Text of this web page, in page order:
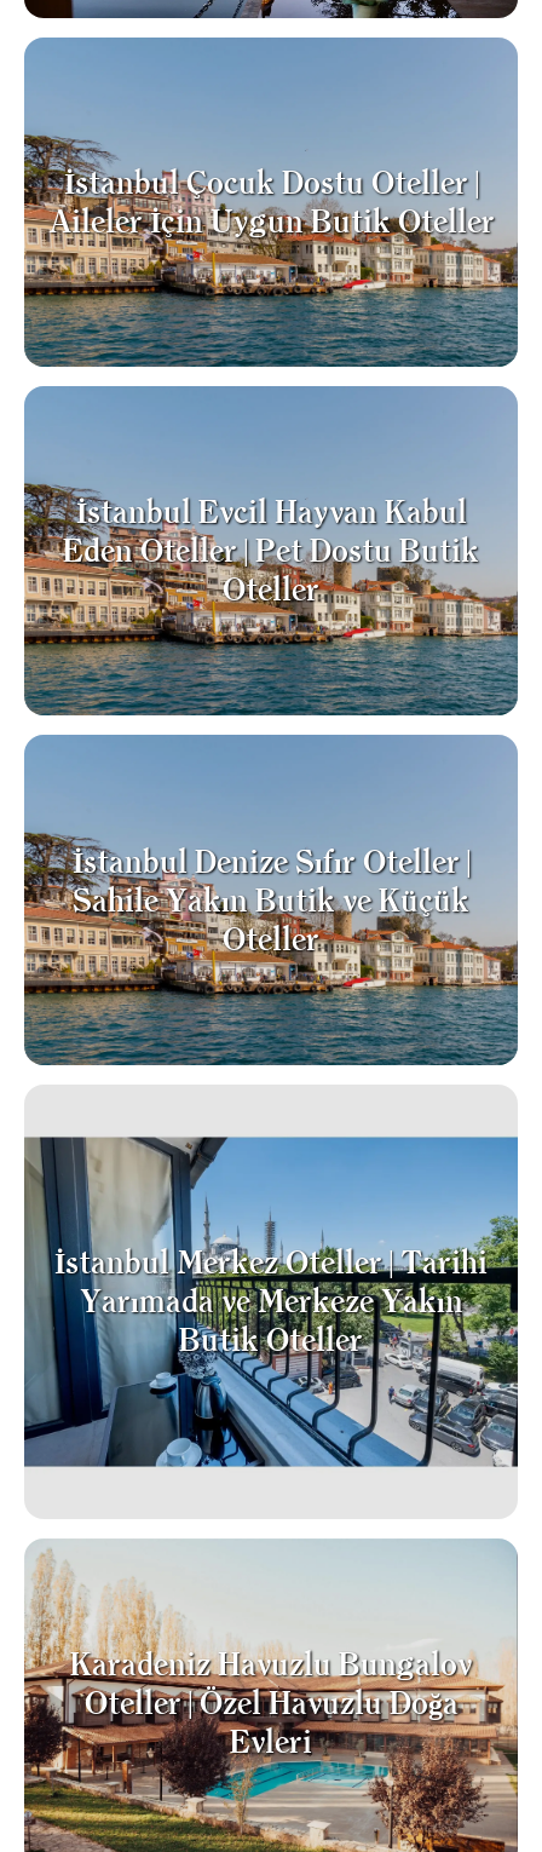
İstanbul Çocuk Dostu Oteller |
Aileler İçin Uygun Butik Oteller
İstanbul Evcil Hayvan Kabul
Eden Oteller | Pet Dostu Butik
Oteller
İstanbul Denize Sıfır Oteller |
Sahile Yakın Butik ve Küçük
Oteller
İstanbul Merkez Oteller | Tarihi
Yarımada ve Merkeze Yakın
Butik Oteller
Karadeniz Havuzlu Bungalov
Oteller | Özel Havuzlu Doğa
Evleri